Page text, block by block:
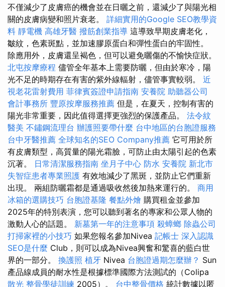
不僅減少了皮膚癌的機會並在日曬之前，還減少了與陽光相
關的皮膚病變和照片衰老。 詳細實用的Google SEO教學資
料 靜電機 高雄牙醫 撥筋創業指導 這導致早期皮膚老化，
皺紋，色素斑點，並加速膠原蛋白和彈性蛋白的牢固性。
除應用外，皮膚還呈褐色，但可以避免曬傷的不愉快症狀。
北屯按摩療程 儘管全年基本上需要防曬，但由於寒冷，陽
光不足的時期存在有害的紫外線輻射，儘管事實較弱。 近
視老花雷射費用 菲律賓簽證申請指南 安養院 助聽器公司
會計事務所 豐原按摩服務推薦 但是，在夏天，控制有害的
陽光非常重要，因此值得選擇更強烈的保護產品。 法令紋
醫美 不鏽鋼流理台 辦護照要帶什麼 台中地區的台胞證服務
台中牙醫推薦 全球知名的SEO Company推薦 它可用於所
有皮膚類型，高質量的陽光霜臉，可防止由太陽引起的色素
沉著。 日常清潔服務指南 坐月子中心 防水 安養院 新北市
失智症患者專業照護 有效地減少了黑斑，並防止它們重新
出現。 兩組防曬霜都是通過吸收然後加熱來運行的。 商用
冰箱的選購技巧 台胞證基隆 餐點外燴 購買租金並參加
2025年的特別表演，您可以聽到著名的專家和公眾人物的
激動人心的話題。 新墓第一年的注意事項 殺蟑螂 除蟲公司
打掃家裡的小技巧 如果您報名參加Nivea 記帳士 深入認識
SEO是什麼 Club，則可以成為Nivea興奮和驚喜的藍白世
界的一部分。 換護照 植牙 Nivea 台胞證過期怎麼辦？ Sun
產品線成員的耐水性是根據標準國際方法測試的（Colipa
散光 整骨學徒訓練 2005）。 台中整骨價格 統計數據以匿